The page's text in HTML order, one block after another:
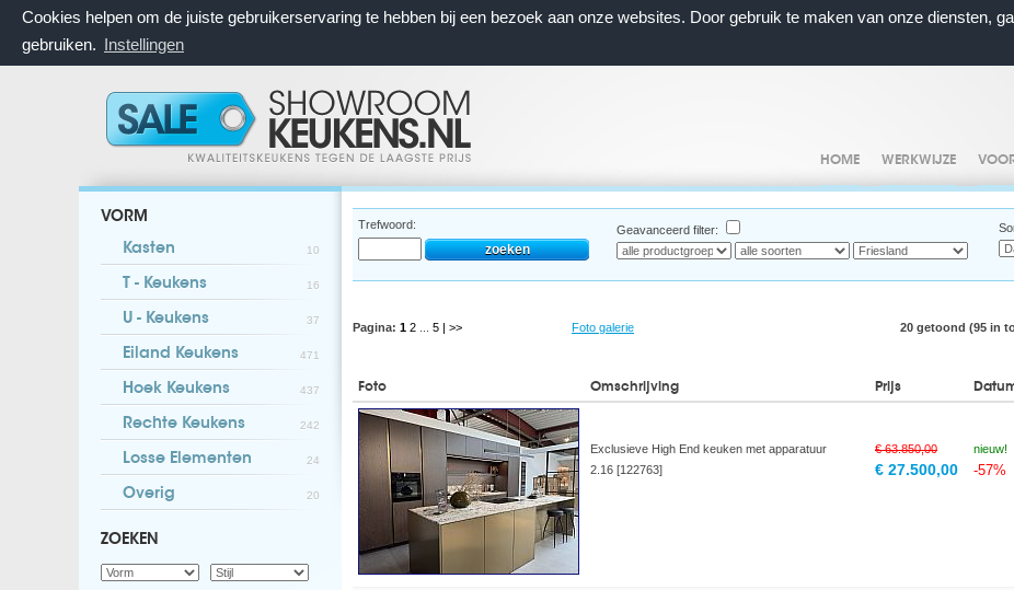
Cookies helpen om de juiste gebruikerservaring te hebben bij een bezoek aan onze websites. Door gebruik te maken van onze diensten,
gebruiken. Instellingen
HOME WERKWIJZE
VORM
Kasten 10
T - Keukens 16
U - Keukens 37
Eiland Keukens 471
Hoek Keukens 437
Rechte Keukens 242
Losse Elementen 24
Overig 20
ZOEKEN
Trefwoord: Geavanceerd filter:
Pagina: 1 2 5 | >> Foto galerie 20 getoond (95 in
Foto Omschrijving Prijs
Exclusieve High End keuken met apparatuur
2.16 [122763]
€ 63.850,00
€ 27.500,00
nieuw!
-57%